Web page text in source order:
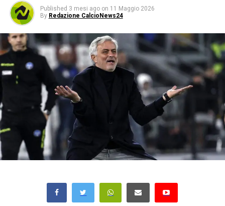
Published 3 mesi ago on 11 Maggio 2026
By Redazione CalcioNews24